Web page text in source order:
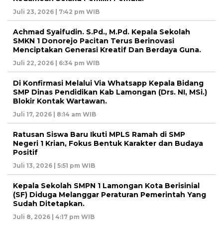
Juli 23, 2026 | 7:42 pm WIB
Achmad Syaifudin. S.Pd., M.Pd. Kepala Sekolah
SMKN 1 Donorejo Pacitan Terus Berinovasi
Menciptakan Generasi Kreatif Dan Berdaya Guna.
Juli 22, 2026 | 6:34 pm WIB
Di Konfirmasi Melalui Via Whatsapp Kepala Bidang
SMP Dinas Pendidikan Kab Lamongan (Drs. NI, MSi.)
Blokir Kontak Wartawan.
Juli 17, 2026 | 8:14 am WIB
Ratusan Siswa Baru Ikuti MPLS Ramah di SMP
Negeri 1 Krian, Fokus Bentuk Karakter dan Budaya
Positif
Juli 13, 2026 | 5:51 pm WIB
Kepala Sekolah SMPN 1 Lamongan Kota Berisinial
(SF) Diduga Melanggar Peraturan Pemerintah Yang
Sudah Ditetapkan.
Juli 8, 2026 | 4:17 pm WIB